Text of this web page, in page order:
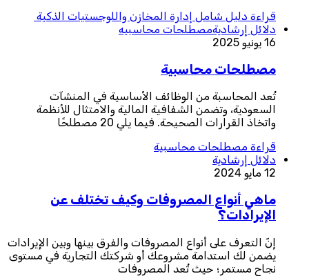
قراءة دليل شامل إدارة المخازن واللوجستيات الذكية
دلائل إرشاديةمصطلحات محاسبيه
16 يونيو 2025
مصطلحات محاسبية
تُعد المحاسبة من الوظائف الأساسية في المنشآت
السعودية، وتضمن الشفافية المالية والامتثال للأنظمة
واتخاذ القرارات الصحيحة. فيما يلي 20 مصطلحًا
قراءة مصطلحات محاسبية
دلائل إرشادية
12 مايو 2024
ماهي أنواع المصروفات وكيف تختلف عن
الإيرادات؟
إنّ التعرف على أنواع المصروفات والفرق بينها وبين الإيرادات
يضمن لك استدامة مشروعك أو شركتك التجارية في مستوى
نجاح مستمر؛ حيث تُعد المصروفات